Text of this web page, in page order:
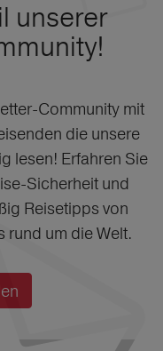
unserer
Community mit
die unsere
lesen! Erfahren Sie
Sicherheit und
Reisetipps von
rund um die Welt.